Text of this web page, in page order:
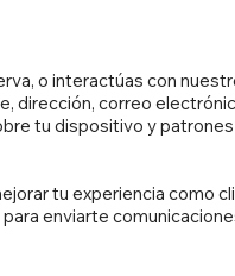
o interactúas con
dirección, correo
tu dispositivo y
tu experiencia como
enviarte